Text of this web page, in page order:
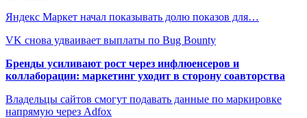
Яндекс Маркет начал показывать долю показов для…
VK снова удваивает выплаты по Bug Bounty
Бренды усиливают рост через инфлюенсеров и
коллаборации: маркетинг уходит в сторону соавторства
Владельцы сайтов смогут подавать данные по маркировке
напрямую через Adfox